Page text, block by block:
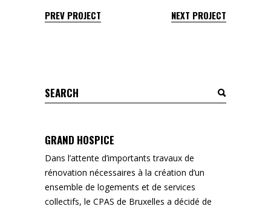
PREV PROJECT NEXT PROJECT
Search
for:
GRAND HOSPICE
Dans l’attente d’importants travaux de
rénovation nécessaires à la création d’un
ensemble de logements et de services
collectifs, le CPAS de Bruxelles a décidé de